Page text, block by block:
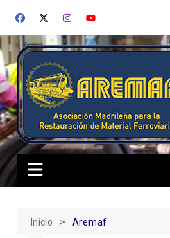
contenido
Inicio Aremaf